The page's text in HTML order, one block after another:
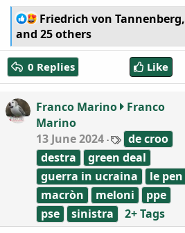
R
e
a
c
t
i
n
s
:
Friedrich von Tannenberg,
and 25 others
0 Replies Like
Franco Marino
Franco
Marino
13 June 2024
T
a
g
s
de croo
destra
green deal
guerra in ucraina
le pen
macròn
meloni
ppe
pse
sinistra 2+ Tags